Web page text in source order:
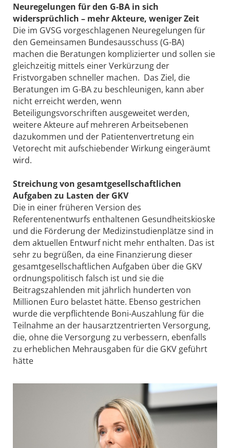
Neuregelungen für den G-BA in sich
widersprüchlich – mehr Akteure, weniger Zeit
Die im GVSG vorgeschlagenen Neuregelungen für
den Gemeinsamen Bundesausschuss (G-BA)
machen die Beratungen komplizierter und sollen sie
gleichzeitig mittels einer Verkürzung der
Fristvorgaben schneller machen. Das Ziel, die
Beratungen im G-BA zu beschleunigen, kann aber
nicht erreicht werden, wenn
Beteiligungsvorschriften ausgeweitet werden,
weitere Akteure auf mehreren Arbeitsebenen
dazukommen und der Patientenvertretung ein
Vetorecht mit aufschiebender Wirkung eingeräumt
wird.
Streichung von gesamtgesellschaftlichen
Aufgaben zu Lasten der GKV
Die in einer früheren Version des
Referentenentwurfs enthaltenen Gesundheitskioske
und die Förderung der Medizinstudienplätze sind in
dem aktuellen Entwurf nicht mehr enthalten. Das ist
sehr zu begrüßen, da eine Finanzierung dieser
gesamtgesellschaftlichen Aufgaben über die GKV
ordnungspolitisch falsch ist und sie die
Beitragszahlenden mit jährlich hunderten von
Millionen Euro belastet hätte. Ebenso gestrichen
wurde die verpflichtende Boni-Auszahlung für die
Teilnahme an der hausarztzentrierten Versorgung,
die, ohne die Versorgung zu verbessern, ebenfalls
zu erheblichen Mehrausgaben für die GKV geführt
hätte